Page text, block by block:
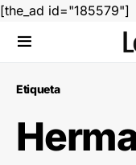
[the_ad id="185579"]
Etiqueta